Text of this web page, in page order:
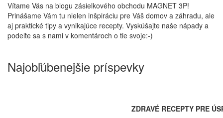
Vítame Vás na blogu zásielkového obchodu MAGNET 3P!
Prinášame Vám tu nielen inšpiráciu pre Váš domov a záhradu, ale
aj praktické tipy a vynikajúce recepty. Vyskúšajte naše nápady a
podeľte sa s nami v komentároch o tie svoje:-)
Najobľúbenejšie príspevky
ZDRAVÉ RECEPTY PRE